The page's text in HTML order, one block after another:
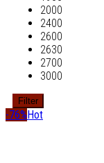
2000
2400
2600
2630
2700
3000
Filter
-76% Hot